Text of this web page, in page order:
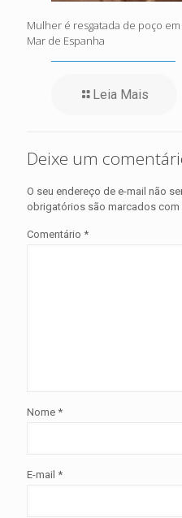
Mulher é resgatada de poço
Mar de Espanha
Leia Mais
Deixe um
O seu endereço de e-mail não
obrigatórios são marcados com
Comentário *
Nome *
E-mail *